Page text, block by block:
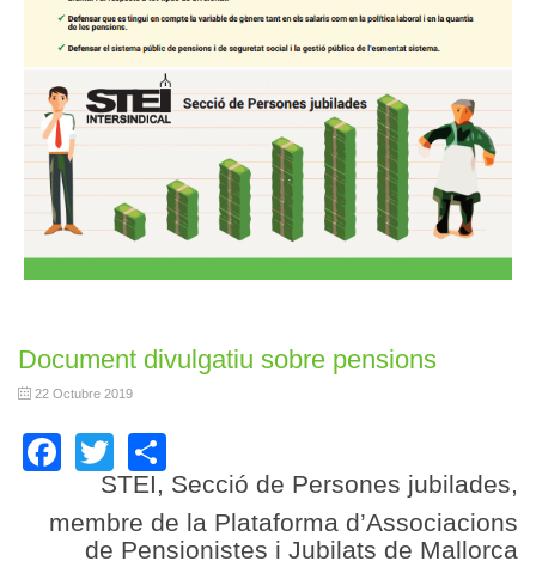
Document divulgatiu sobre pensions
22 Octubre 2019
Facebook
Twitter
STEI, Secció de Persones jubilades,
membre de la Plataforma d’Associacions
de Pensionistes i Jubilats de Mallorca